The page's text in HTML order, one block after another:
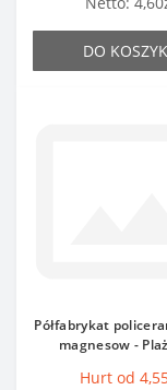
DO
Półfabrykat
magnesow -
Hurt od